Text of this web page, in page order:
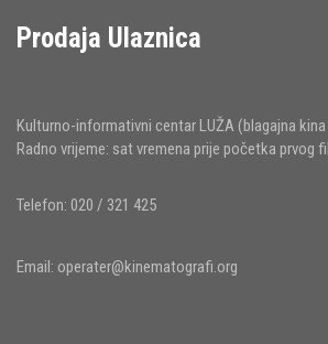
Prodaja Ulaznica
Kulturno-informativni centar LUŽA (blagajna
Radno vrijeme: sat vremena prije početka prvog
Telefon: 020 / 321 425
Email: operater@kinematografi.org